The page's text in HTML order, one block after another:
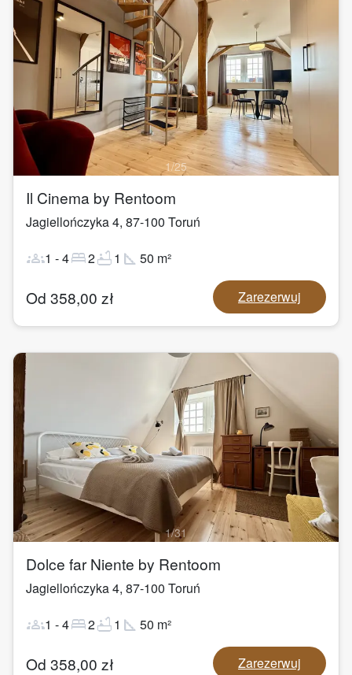
1/25
Il Cinema by Rentoom
Jagiellończyka 4, 87-100 Toruń
groups1 -4bed2bathtub1 square_foot 50 m²
Od 358,00 zł Zarezerwuj
1/31
Dolce far Niente by Rentoom
Jagiellończyka 4, 87-100 Toruń
groups1 -4bed2bathtub1 square_foot 50 m²
Od 358,00 zł Zarezerwuj